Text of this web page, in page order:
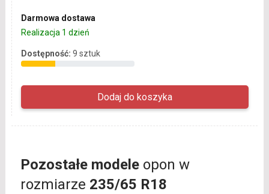
Darmowa dostawa
Realizacja 1 dzień
Dostępność: 9 sztuk
Pozostałe modeleopon w
rozmiarze 235/65 R18